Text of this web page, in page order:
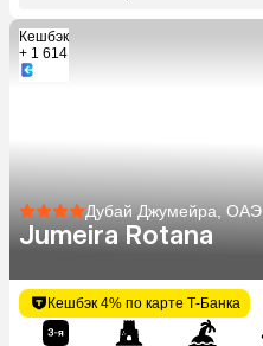
Кешбэк
+ 1 614
Дубай Джумейра, ОАЭ
Jumeira Rotana
Кешбэк 4% по карте Т-Банка